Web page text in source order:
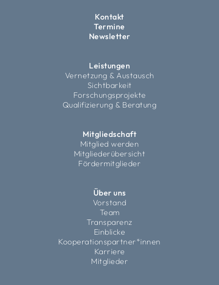
Kontakt
Termine
Newsletter
Leistungen
Vernetzung & Austausch
Sichtbarkeit
Forschungsprojekte
Qualifizierung & Beratung
Mitgliedschaft
Mitglied werden
Mitgliederübersicht
Fördermitglieder
Über uns
Vorstand
Team
Transparenz
Einblicke
Kooperationspartner*innen
Karriere
Mitglieder